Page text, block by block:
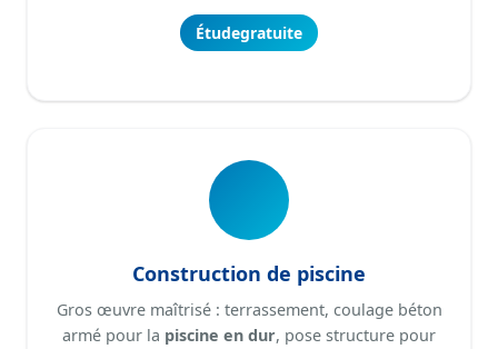
Étudegratuite
Construction de piscine
Gros œuvre maîtrisé : terrassement, coulage béton
armé pour la piscine en dur, pose structure pour